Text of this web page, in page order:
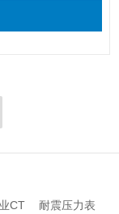
CT
耐震压力表